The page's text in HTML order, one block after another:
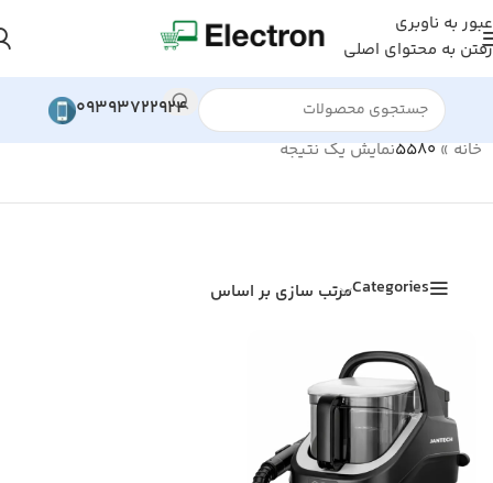
عبور به ناوبری
رفتن به محتوای اصلی
09393722924
خانه»
5580نمایش یک نتیجه
Categoriesمرتب سازی بر اساس